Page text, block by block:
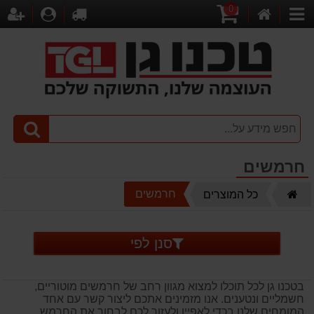
קטגוריות
הבית
0
לקופה
חרמשים
כל המוצרים חרמשים
סנן לפי
בטכנו גן לכל תוכלו למצוא מגוון רחב של חרמשים מוטוריים,
חשמליים ונטענים. אנו מזמינים אתכם ליצור קשר עם אחד
המומחים שלנו בכדי לאפיין ולעזור לכם לבחור את החרמש